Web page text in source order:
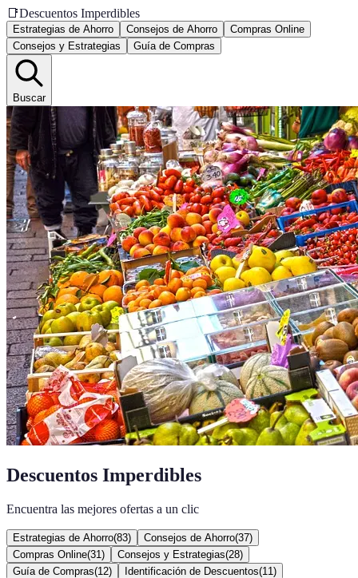
📑Descuentos Imperdibles
Estrategias de Ahorro Consejos de Ahorro
Compras Online
Consejos y Estrategias
Guía de Compras
Buscar
Descuentos Imperdibles
Encuentra las mejores ofertas a un clic
Estrategias de Ahorro(83) Consejos de Ahorro(37)
Compras Online(31 ) Consejos y Estrategias(28)
Guía de Compras(12) Identificación de Descuentos(11 )